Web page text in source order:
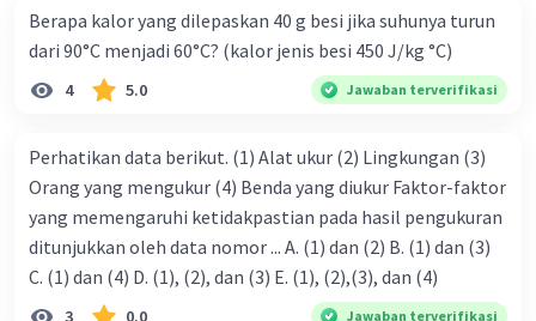
Iklan
Berapa kalor yang dilepaskan 40 g besi jika suhunya turun
dari 90°C menjadi 60°C? (kalor jenis besi 450 J/kg °C)
4 5.0 Jawaban terverifikasi
Perhatikan data berikut. (1) Alat ukur (2) Lingkungan (3)
Orang yang mengukur (4) Benda yang diukur Faktor-faktor
yang memengaruhi ketidakpastian pada hasil pengukuran
ditunjukkan oleh data nomor ... A. (1) dan (2) B. (1) dan (3)
C. (1) dan (4) D. (1), (2), dan (3) E. (1), (2),(3), dan (4)
3 0.0 Jawaban terverifikasi